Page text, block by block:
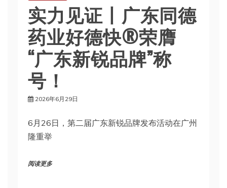
实力见证丨广东同德
药业好德快®荣膺
“广东新锐品牌”称
号！
2026年6月29日
6月26日，第二届广东新锐品牌发布活动在广州
隆重举
阅读更多